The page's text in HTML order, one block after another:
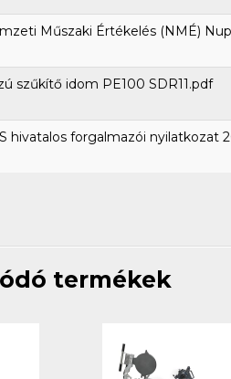
Műszaki Értékelés (NMÉ)
szűkítő idom PE100 SDR11.pdf
hivatalos forgalmazói nyilatkozat
termékek